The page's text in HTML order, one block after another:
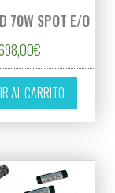
510,00€ hasta
múltiples variantes.
70W SPOT E/O
€
AL CARRITO